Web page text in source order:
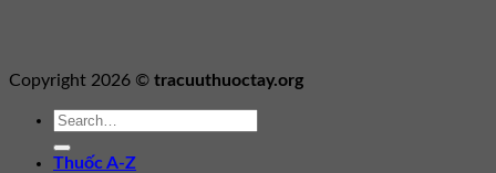
Copyright 2026 © tracuuthuoctay.org
Thuốc A-Z